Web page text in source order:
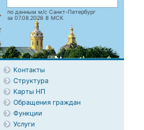
по данным м/с Санкт-Петербург
за 07.08.2026 8 МСК
Контакты
Структура
Карты НП
Обращения граждан
Функции
Услуги